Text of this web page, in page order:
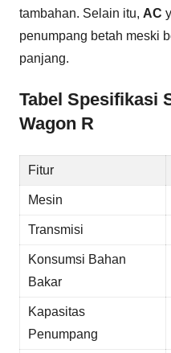
tambahan. Selain itu, AC
penumpang betah meski
panjang.
Tabel Spesifikasi
Wagon R
Fitur
Mesin
Transmisi
Konsumsi Bahan
Bakar
Kapasitas
Penumpang